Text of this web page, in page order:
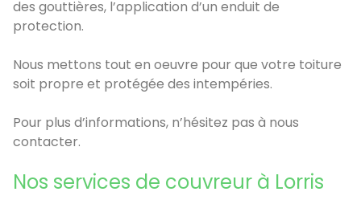
des gouttières, l’application d’un enduit de
protection.
Nous mettons tout en oeuvre pour que votre toiture
soit propre et protégée des intempéries.
Pour plus d’informations, n’hésitez pas à nous
contacter.
Nos services de couvreur à Lorris